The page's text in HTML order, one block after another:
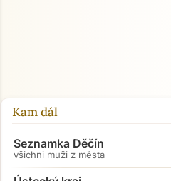
Kam dál
Seznamka Děčín
všichni muži z města